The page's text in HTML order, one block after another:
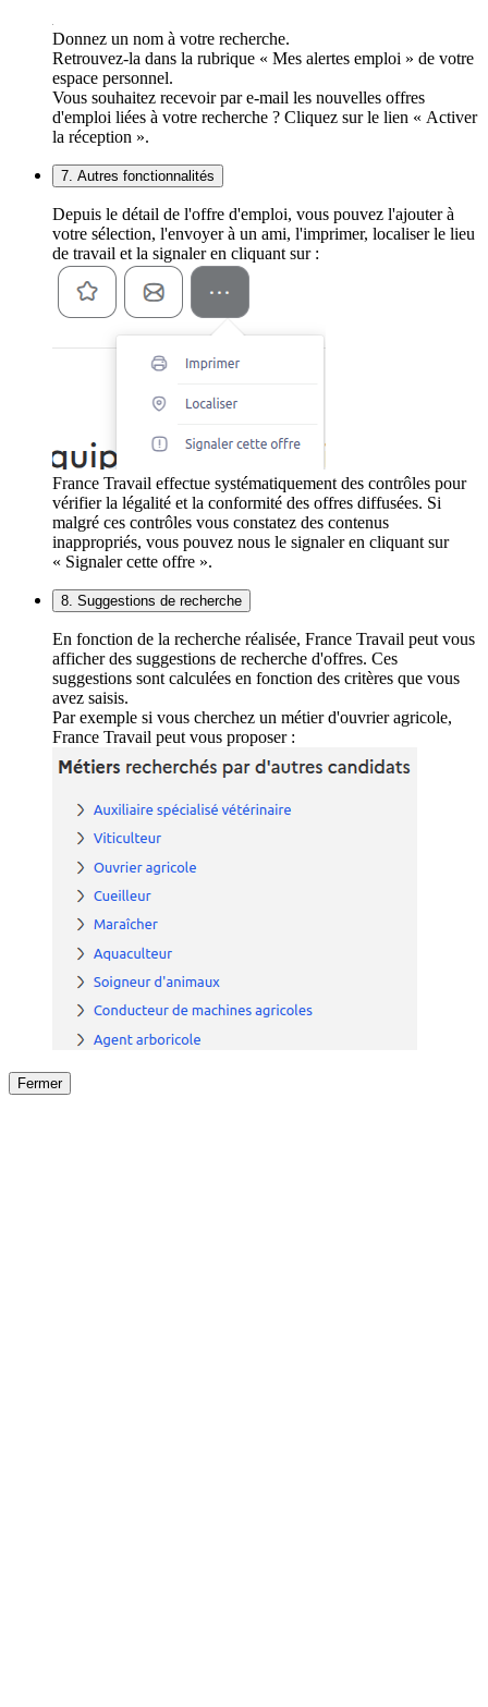
Donnez un nom à votre recherche.
Retrouvez-la dans la rubrique « Mes alertes emploi » de votre
espace personnel.
Vous souhaitez recevoir par e-mail les nouvelles offres
d'emploi liées à votre recherche ? Cliquez sur le lien « Activer
la réception ».
7. Autres fonctionnalités
Depuis le détail de l'offre d'emploi, vous pouvez l'ajouter à
votre sélection, l'envoyer à un ami, l'imprimer, localiser le lieu
de travail et la signaler en cliquant sur :
France Travail effectue systématiquement des contrôles pour
vérifier la légalité et la conformité des offres diffusées. Si
malgré ces contrôles vous constatez des contenus
inappropriés, vous pouvez nous le signaler en cliquant sur
« Signaler cette offre ».
8. Suggestions de recherche
En fonction de la recherche réalisée, France Travail peut vous
afficher des suggestions de recherche d'offres. Ces
suggestions sont calculées en fonction des critères que vous
avez saisis.
Par exemple si vous cherchez un métier d'ouvrier agricole,
France Travail peut vous proposer :
Fermer